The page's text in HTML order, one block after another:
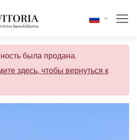
была продана.
здесь, чтобы вернуться к